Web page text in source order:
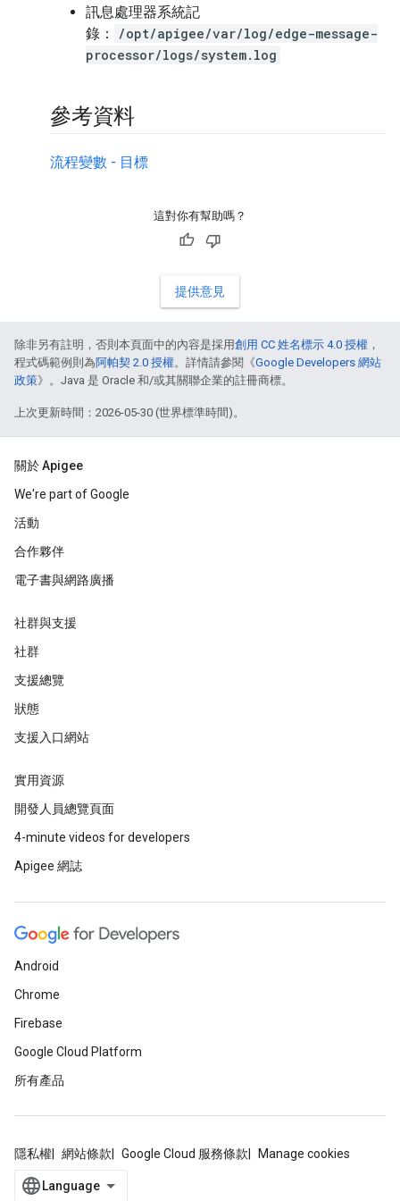
訊息處理器系統記
錄：
/opt/apigee/var/log/edge-message-
processor/logs/system.log
參考資料
流程變數 - 目標
這對你有幫助嗎？
提供意見
除非另有註明，否則本頁面中的內容是採用創用 CC 姓名標示 4.0 授權 ，
程式碼範例則為阿帕契 2.0 授權。詳情請參閱《Google Developers 網站
政策》。Java 是 Oracle 和/或其關聯企業的註冊商標。
上次更新時間：2026-05-30 (世界標準時間)。
關於 Apigee
We're part of Google
活動
合作夥伴
電子書與網路廣播
社群與支援
社群
支援總覽
狀態
支援入口網站
實用資源
開發人員總覽頁面
4-minute videos for developers
Apigee 網誌
Android
Chrome
Firebase
Google Cloud Platform
所有產品
隱私權 網站條款 Google Cloud 服務條款 Manage cookies